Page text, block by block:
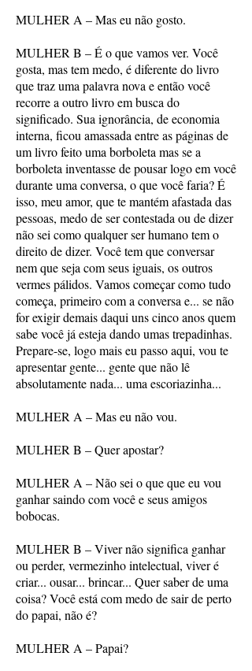
MULHER A – Mas eu não gosto.
MULHER B – É o que vamos ver. Você
gosta, mas tem medo, é diferente do livro
que traz uma palavra nova e então você
recorre a outro livro em busca do
significado. Sua ignorância, de economia
interna, ficou amassada entre as páginas de
um livro feito uma borboleta mas se a
borboleta inventasse de pousar logo em você
durante uma conversa, o que você faria? É
isso, meu amor, que te mantém afastada das
pessoas, medo de ser contestada ou de dizer
não sei como qualquer ser humano tem o
direito de dizer. Você tem que conversar
nem que seja com seus iguais, os outros
vermes pálidos. Vamos começar como tudo
começa, primeiro com a conversa e... se não
for exigir demais daqui uns cinco anos quem
sabe você já esteja dando umas trepadinhas.
Prepare-se, logo mais eu passo aqui, vou te
apresentar gente... gente que não lê
absolutamente nada... uma escoriazinha...
MULHER A – Mas eu não vou.
MULHER B – Quer apostar?
MULHER A – Não sei o que que eu vou
ganhar saindo com você e seus amigos
bobocas.
MULHER B – Viver não significa ganhar
ou perder, vermezinho intelectual, viver é
criar... ousar... brincar... Quer saber de uma
coisa? Você está com medo de sair de perto
do papai, não é?
MULHER A – Papai?